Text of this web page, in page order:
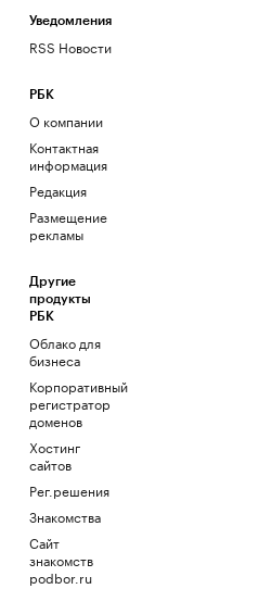
Уведомления
RSS Новости
РБК
О компании
Контактная
информация
Редакция
Размещение
рекламы
Другие
продукты
РБК
Облако для
бизнеса
Корпоративный
регистратор
доменов
Хостинг
сайтов
Рег.решения
Знакомства
Сайт
знакомств
podbor.ru